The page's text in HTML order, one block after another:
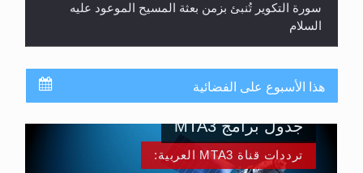
السلام
هذا الأسبوع على الفضائية
ترددات قناة MTA3 العربية:
جدول برامج MTA3